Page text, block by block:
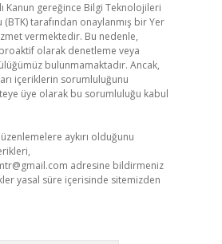
Kanun gereğince Bilgi Teknolojileri
tarafından onaylanmış bir Yer
vermektedir. Bu nedenle,
olarak denetleme veya
bulunmamaktadır. Ancak,
içeriklerin sorumluluğunu
üye olarak bu sorumluluğu kabul
aykırı olduğunu
adresine bildirmeniz
yasal süre içerisinde sitemizden